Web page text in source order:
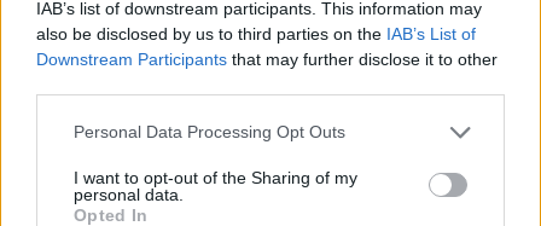
IAB’s list of downstream participants. This information may
also be disclosed by us to third parties on the IAB’s List of
Downstream Participants that may further disclose it to other
Please note that this website/app uses one or more Google
not limited to your visit or usage behaviour. You may click to
grant or deny consent to Google and its third-party tags to
Personal Data Processing Opt Outs
I want to opt-out of the Sharing of my
personal data.
Opted In
Sigue leyendo
NEWS